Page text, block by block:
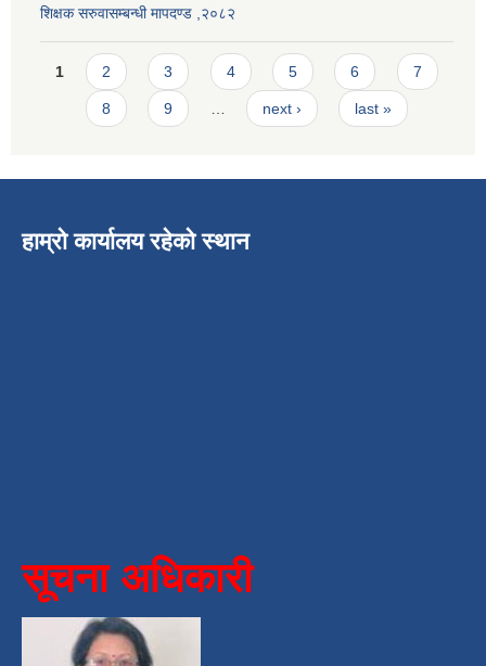
शिक्षक सरुवासम्बन्धी मापदण्ड ,२०८२
Pages
1 2 3 4 5 6 7
8 9 … next › last »
हाम्रो कार्यालय रहेको स्थान
सूचना अधिकारी